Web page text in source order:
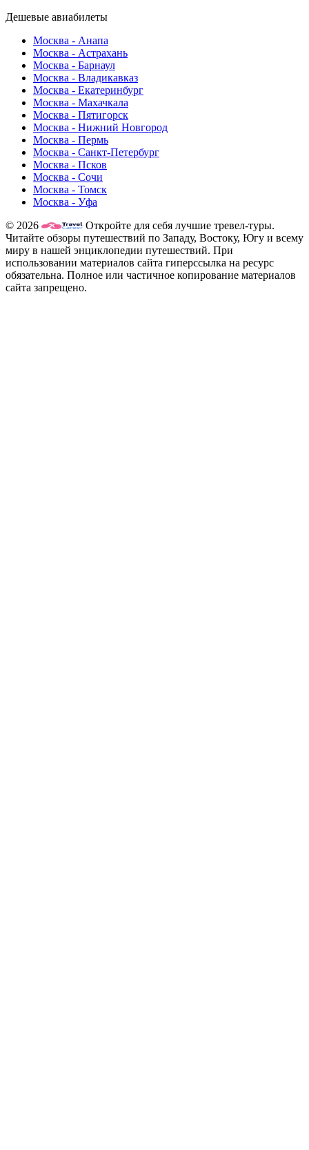
Дешевые авиабилеты
Москва - Анапа
Москва - Астрахань
Москва - Барнаул
Москва - Владикавказ
Москва - Екатеринбург
Москва - Махачкала
Москва - Пятигорск
Москва - Нижний Новгород
Москва - Пермь
Москва - Санкт-Петербург
Москва - Псков
Москва - Сочи
Москва - Томск
Москва - Уфа
© 2026
Откройте для себя лучшие тревел-туры.
Читайте обзоры путешествий по Западу, Востоку, Югу и всему
миру в нашей энциклопедии путешествий. При
использовании материалов сайта гиперссылка на ресурс
обязательна. Полное или частичное копирование материалов
сайта запрещено.